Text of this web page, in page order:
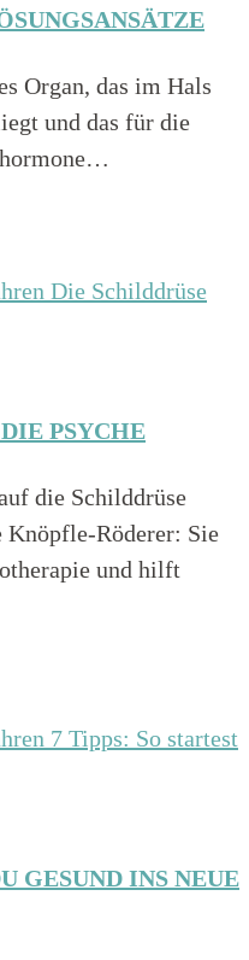
Organ, das im Hals
und das für die
PSYCHE
die Schilddrüse
Knöpfle-Röderer: Sie
und hilft
GESUND INS NEUE